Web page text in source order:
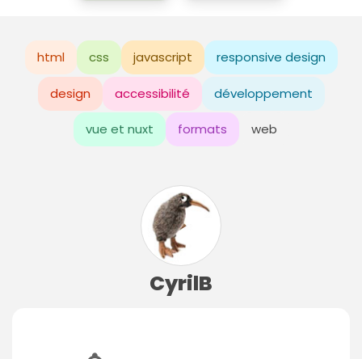
html css javascript responsive design
design accessibilité développement
vue et nuxt formats web
CyrilB